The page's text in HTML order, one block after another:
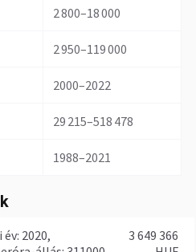
2 800–18 000
2 950–119 000
2000–2022
29 215–518 478
1988–2021
3 649 366